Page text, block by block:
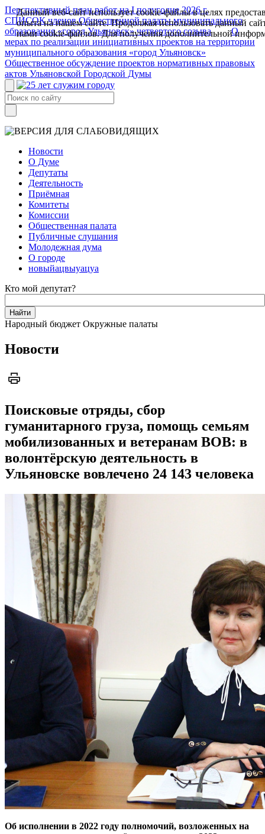
Перспективный план работ на I полугодие 2026 г.
СПИСОК членов Общественной палаты муниципального
образования «город Ульяновск» четвертого созыва
О
мерах по реализации инициативных проектов на территории
муниципального образования «город Ульяновск»
Общественное обсуждение проектов нормативных правовых
актов Ульяновской Городской Думы
Новости
О Думе
Депутаты
Деятельность
Приёмная
Комитеты
Комиссии
Общественная палата
Публичные слушания
Молодежная дума
О городе
новыйацвыуацуа
Кто мой депутат?
Народный бюджет Окружные палаты
Новости
Поисковые отряды, сбор
гуманитарного груза, помощь семьям
мобилизованных и ветеранам ВОВ: в
волонтёрскую деятельность в
Ульяновске вовлечено 24 143 человека
Об исполнении в 2022 году полномочий, возложенных на
Данный веб-сайт использует cookie-файлы в целях
опыта на нашем сайте. Продолжая использовать данный
нами cookie-файлов. Для получения дополнительной